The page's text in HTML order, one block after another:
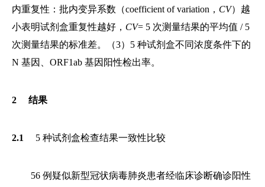
内重复性：批内变异系数（coefficient of variation， CV）越
小表明试剂盒重复性越好， CV= 5 次测量结果的平均值 / 5
次测量结果的标准差。（3）5 种试剂盒不同浓度条件下的
N 基因、ORF1ab 基因阳性检出率。
2 结果
2.1 5 种试剂盒检查结果一致性比较
56 例疑似新型冠状病毒肺炎患者经临床诊断确诊阳性